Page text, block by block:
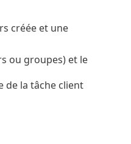
créée et une
ou groupes) et le
la tâche client